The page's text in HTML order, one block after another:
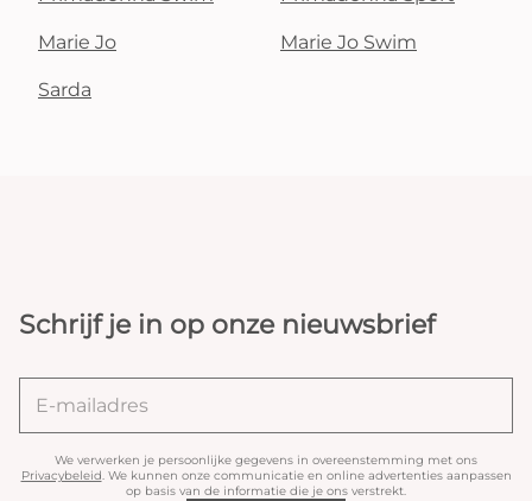
Marie Jo Marie Jo Swim
Sarda
Schrijf je in op onze nieuwsbrief
We verwerken je persoonlijke gegevens in overeenstemming met ons
Privacybeleid. We kunnen onze communicatie en online advertenties aanpassen
op basis van de informatie die je ons verstrekt.